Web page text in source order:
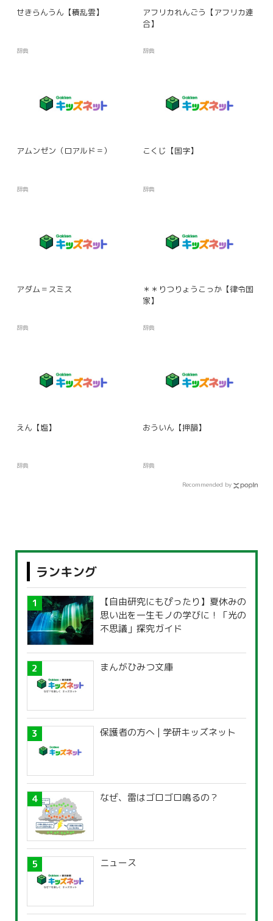
せきらんうん【積乱雲】
辞典
アフリカれんごう【アフリカ連
合】
辞典
アムンゼン（ロアルド＝）
辞典
こくじ【国字】
辞典
アダム＝スミス
辞典
＊＊りつりょうこっか【律令国
家】
辞典
えん【塩】
辞典
おういん【押韻】
辞典
Recommended by
ランキング
【自由研究にもぴったり】夏休みの
思い出を一生モノの学びに！「光の
不思議」探究ガイド
まんがひみつ文庫
保護者の方へ | 学研キッズネット
なぜ、雷はゴロゴロ鳴るの？
ニュース